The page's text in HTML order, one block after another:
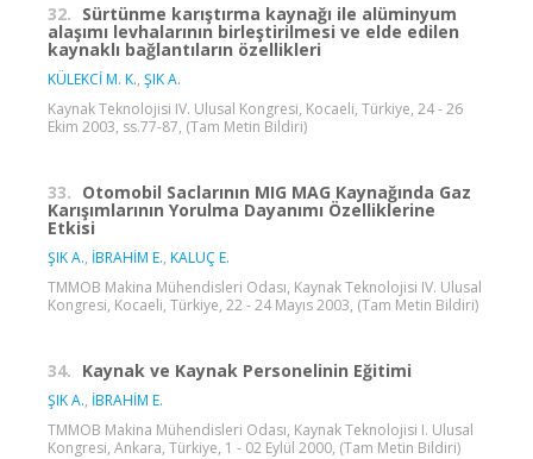
32. Sürtünme karıştırma kaynağı ile alüminyum
alaşımı levhalarının birleştirilmesi ve elde edilen
kaynaklı bağlantıların özellikleri
KÜLEKCİ M. K., ŞIK A.
Kaynak Teknolojisi IV. Ulusal Kongresi, Kocaeli, Türkiye, 24 - 26
Ekim 2003, ss.77-87, (Tam Metin Bildiri)
33. Otomobil Saclarının MIG MAG Kaynağında Gaz
Karışımlarının Yorulma Dayanımı Özelliklerine
Etkisi
ŞIK A., İBRAHİM E., KALUÇ E.
TMMOB Makina Mühendisleri Odası, Kaynak Teknolojisi IV. Ulusal
Kongresi, Kocaeli, Türkiye, 22 - 24 Mayıs 2003, (Tam Metin Bildiri)
34. Kaynak ve Kaynak Personelinin Eğitimi
ŞIK A., İBRAHİM E.
TMMOB Makina Mühendisleri Odası, Kaynak Teknolojisi I. Ulusal
Kongresi, Ankara, Türkiye, 1 - 02 Eylül 2000, (Tam Metin Bildiri)